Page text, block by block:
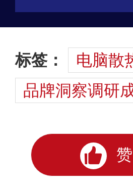
标签： 电脑散
品牌洞察调研
赞